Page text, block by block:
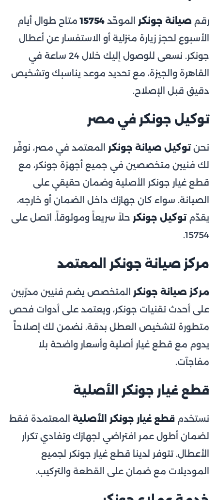
رقم صيانة جونكر الموحّد 15754متاح طوال أيام
الأسبوع لحجز زيارة منزلية أو الاستفسار عن أعطال
جونكر. نسعى للوصول إليك خلال 24 ساعة في
القاهرة والجيزة، مع تحديد موعد يناسبك وتشخيص
دقيق قبل الإصلاح.
توكيل جونكر في مصر
نحنتوكيل صيانة جونكر المعتمد في مصر، نوفّر
لك فنيين متخصصين في جميع أجهزة جونكر، مع
قطع غيار جونكر الأصلية وضمان حقيقي على
الصيانة. سواء كان جهازك داخل الضمان أو خارجه،
يقدّمتوكيل جونكر حلاً سريعاً وموثوقاً. اتصل على
15754.
مركز صيانة جونكر المعتمد
مركز صيانة جونكر المتخصص يضم فنيين مدرّبين
على أحدث تقنيات جونكر، ويعتمد على أدوات فحص
متطورة لتشخيص العطل بدقة. نضمن لك إصلاحاً
يدوم مع قطع غيار أصلية وأسعار واضحة بلا
مفاجآت.
قطع غيار جونكر الأصلية
نستخدم قطع غيار جونكر الأصلية المعتمدة فقط
لضمان أطول عمر افتراضي لجهازك وتفادي تكرار
الأعطال. تتوفر لدينا قطع غيار جونكر لجميع
الموديلات مع ضمان على القطعة والتركيب.